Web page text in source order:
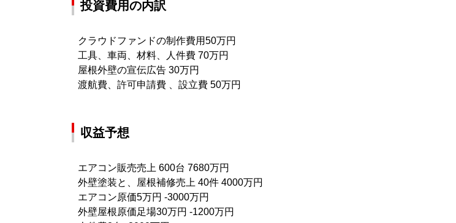
投資費用の内訳
クラウドファンドの制作費用50万円
工具、車両、材料、人件費 70万円
屋根外壁の宣伝広告 30万円
渡航費、許可申請費 、設立費 50万円
収益予想
エアコン販売売上 600台 7680万円
外壁塗装と、屋根補修売上 40件 4000万円
エアコン原価5万円 -3000万円
外壁屋根原価足場30万円 -1200万円